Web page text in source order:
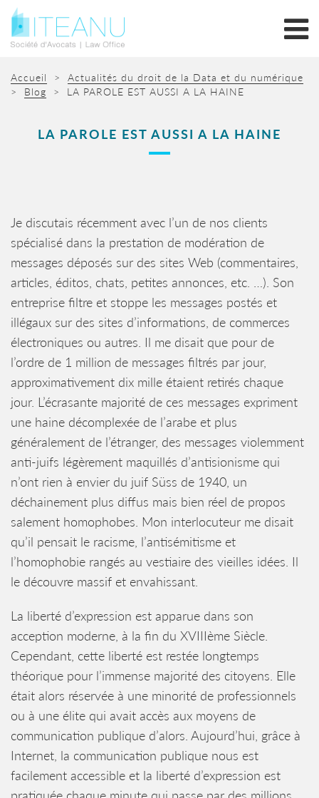
Accueil > Actualités du droit de la Data et du numérique
> Blog > LA PAROLE EST AUSSI A LA HAINE
LA PAROLE EST AUSSI A LA HAINE
Je discutais récemment avec l’un de nos clients
spécialisé dans la prestation de modération de
messages déposés sur des sites Web (commentaires,
articles, éditos, chats, petites annonces, etc. …). Son
entreprise filtre et stoppe les messages postés et
illégaux sur des sites d’informations, de commerces
électroniques ou autres. Il me disait que pour de
l’ordre de 1 million de messages filtrés par jour,
approximativement dix mille étaient retirés chaque
jour. L’écrasante majorité de ces messages expriment
une haine décomplexée de l’arabe et plus
généralement de l’étranger, des messages violemment
anti-juifs légèrement maquillés d’antisionisme qui
n’ont rien à envier du juif Süss de 1940, un
déchainement plus diffus mais bien réel de propos
salement homophobes. Mon interlocuteur me disait
qu’il pensait le racisme, l’antisémitisme et
l’homophobie rangés au vestiaire des vieilles idées. Il
le découvre massif et envahissant.
La liberté d’expression est apparue dans son
acception moderne, à la fin du XVIIIème Siècle.
Cependant, cette liberté est restée longtemps
théorique pour l’immense majorité des citoyens. Elle
était alors réservée à une minorité de professionnels
ou à une élite qui avait accès aux moyens de
communication publique d’alors. Aujourd’hui, grâce à
Internet, la communication publique nous est
facilement accessible et la liberté d’expression est